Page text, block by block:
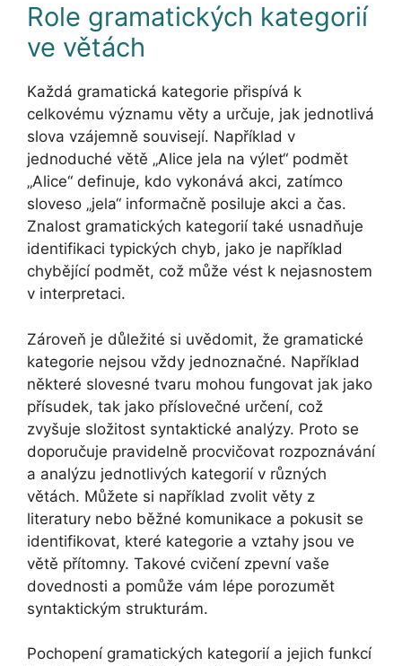
Role gramatických kategorií
ve větách
Každá gramatická kategorie přispívá k
celkovému významu věty a určuje, jak jednotlivá
slova vzájemně souvisejí. Například v
jednoduché větě „Alice jela na výlet“ podmět
„Alice“ definuje, kdo vykonává akci, zatímco
sloveso „jela“ informačně posiluje akci a čas.
Znalost gramatických kategorií také usnadňuje
identifikaci typických chyb, jako je například
chybějící podmět, což může vést k nejasnostem
v interpretaci.
Zároveň je důležité si uvědomit, že gramatické
kategorie nejsou vždy jednoznačné. Například
některé slovesné tvaru mohou fungovat jak jako
přísudek, tak jako příslovečné určení, což
zvyšuje složitost syntaktické analýzy. Proto se
doporučuje pravidelně procvičovat rozpoznávání
a analýzu jednotlivých kategorií v různých
větách. Můžete si například zvolit věty z
literatury nebo běžné komunikace a pokusit se
identifikovat, které kategorie a vztahy jsou ve
větě přítomny. Takové cvičení zpevní vaše
dovednosti a pomůže vám lépe porozumět
syntaktickým strukturám.
Pochopení gramatických kategorií a jejich funkcí